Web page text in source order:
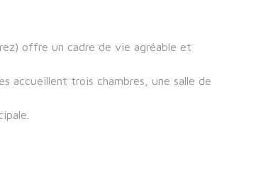
offre un cadre de vie agréable et
accueillent trois chambres, une salle de